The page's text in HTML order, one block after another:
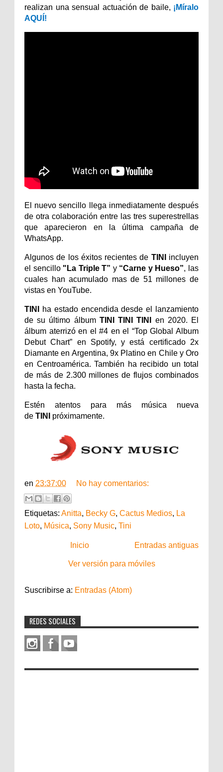
realizan una sensual actuación de baile, ¡Míralo
AQUÍ!
El nuevo sencillo llega inmediatamente después
de otra colaboración entre las tres superestrellas
que aparecieron en la última campaña de
WhatsApp.
Algunos de los éxitos recientes de TINI
incluyen
el sencillo "La Triple T” y“Carne y Hueso”, las
cuales han acumulado mas de 51 millones de
vistas en YouTube.
TINI
ha estado encendida desde el lanzamiento
de su último álbum TINI TINI TINI
en 2020. El
álbum aterrizó en el #4 en el “Top Global Album
Debut Chart” en Spotify, y está certificado 2x
Diamante en Argentina, 9x Platino en Chile y Oro
en Centroamérica. También ha recibido un total
de más de 2.300 millones de flujos combinados
hasta la fecha.
Estén atentos para más música nueva
de TINI próximamente.
en 23:37:00 No hay comentarios:
Etiquetas: Anitta, Becky G, Cactus Medios, La
Loto, Música, Sony Music, Tini
Entradas antiguas
Inicio
Ver versión para móviles
Suscribirse a: Entradas (Atom)
REDES SOCIALES